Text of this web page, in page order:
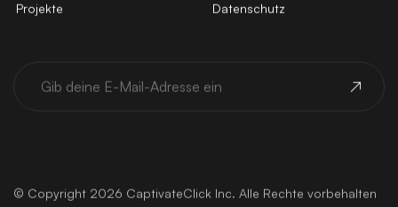
Projekte Datenschutz
© Copyright 2026 CaptivateClick Inc. Alle Rechte vorbehalten